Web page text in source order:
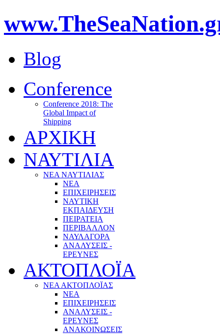
Blog
Conference
Conference 2018: The
Global Impact of
Shipping
ΑΡΧΙΚΗ
ΝΑΥΤΙΛΙΑ
ΝΕΑ ΝΑΥΤΙΛΙΑΣ
ΝΕΑ
ΕΠΙΧΕΙΡΗΣΕΙΣ
ΝΑΥΤΙΚΗ
ΕΚΠΑΙΔΕΥΣΗ
ΠΕΙΡΑΤΕΙΑ
ΠΕΡΙΒΑΛΛΟΝ
ΝΑΥΛΑΓΟΡΑ
ΑΝΑΛΥΣΕΙΣ -
ΕΡΕΥΝΕΣ
ΑΚΤΟΠΛΟΪΑ
ΝΕΑ ΑΚΤΟΠΛΟΪΑΣ
ΝΕΑ
ΕΠΙΧΕΙΡΗΣΕΙΣ
ΑΝΑΛΥΣΕΙΣ -
ΕΡΕΥΝΕΣ
ΑΝΑΚΟΙΝΩΣΕΙΣ